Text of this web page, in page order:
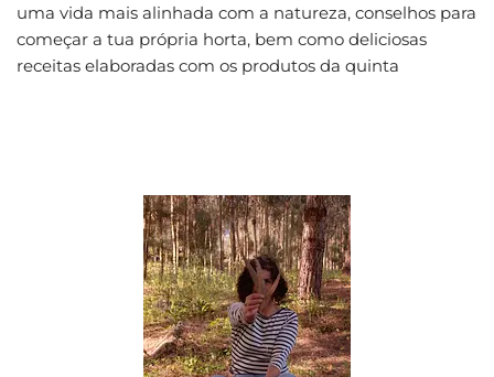
uma vida mais alinhada com a natureza, conselhos para
começar a tua própria horta, bem como deliciosas
receitas elaboradas com os produtos da quinta